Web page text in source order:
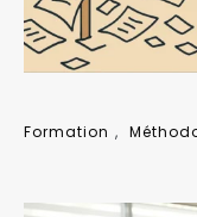
Formation ,